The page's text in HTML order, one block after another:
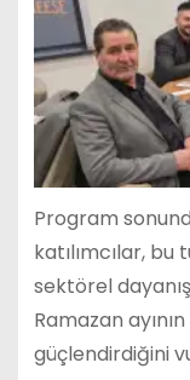
Program
katılımcılar,
sektörel
Ramazan
güçlendirdiğini